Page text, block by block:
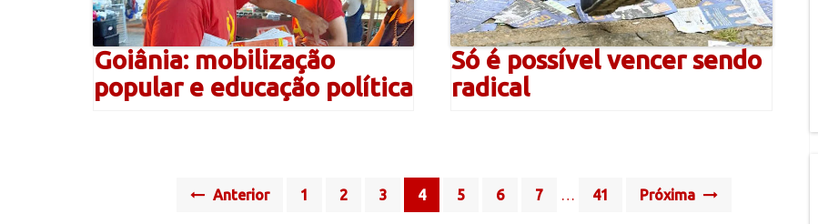
Goiânia: mobilização
popular e educação política
Só é possível vencer sendo
radical
Anterior 1 2 3 4 5 6 7 … 41 Próxima